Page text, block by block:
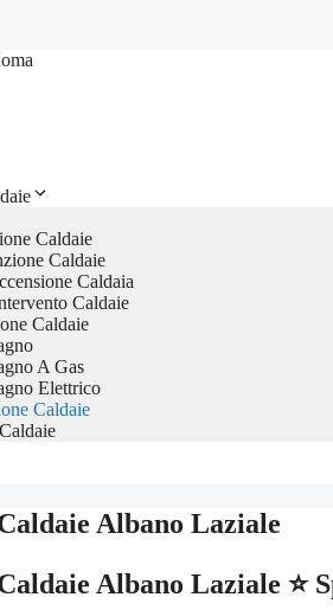
Caldaie
Caldaie
Caldaia
Caldaie
Caldaie
A Gas
Elettrico
Caldaie
Albano Laziale
Albano Laziale ⭐